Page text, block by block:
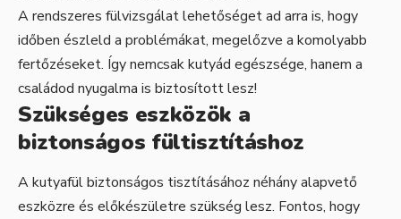
A rendszeres fülvizsgálat lehetőséget ad arra is, hogy
időben észleld a problémákat, megelőzve a komolyabb
fertőzéseket. Így nemcsak kutyád egészsége, hanem a
családod nyugalma is biztosított lesz!
Szükséges eszközök a
biztonságos fültisztításhoz
A kutyafül biztonságos tisztításához néhány alapvető
eszközre és előkészületre szükség lesz. Fontos, hogy